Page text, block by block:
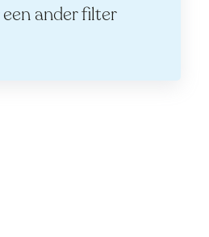
ander filter